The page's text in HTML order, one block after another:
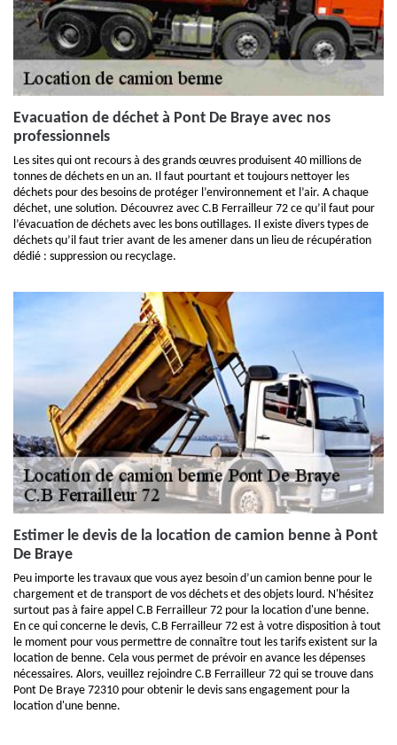
Evacuation de déchet à Pont De Braye avec nos
professionnels
Les sites qui ont recours à des grands œuvres produisent 40 millions de
tonnes de déchets en un an. Il faut pourtant et toujours nettoyer les
déchets pour des besoins de protéger l’environnement et l’air. A chaque
déchet, une solution. Découvrez avec C.B Ferrailleur 72 ce qu’il faut pour
l’évacuation de déchets avec les bons outillages. Il existe divers types de
déchets qu’il faut trier avant de les amener dans un lieu de récupération
dédié : suppression ou recyclage.
Estimer le devis de la location de camion benne à Pont
De Braye
Peu importe les travaux que vous ayez besoin d’un camion benne pour le
chargement et de transport de vos déchets et des objets lourd. N'hésitez
surtout pas à faire appel C.B Ferrailleur 72 pour la location d'une benne.
En ce qui concerne le devis, C.B Ferrailleur 72 est à votre disposition à tout
le moment pour vous permettre de connaître tout les tarifs existent sur la
location de benne. Cela vous permet de prévoir en avance les dépenses
nécessaires. Alors, veuillez rejoindre C.B Ferrailleur 72 qui se trouve dans
Pont De Braye 72310 pour obtenir le devis sans engagement pour la
location d'une benne.